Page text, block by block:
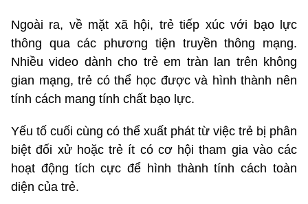
Ngoài ra, về mặt xã hội, trẻ tiếp xúc với bạo lực
thông qua các phương tiện truyền thông mạng.
Nhiều video dành cho trẻ em tràn lan trên không
gian mạng, trẻ có thể học được và hình thành nên
tính cách mang tính chất bạo lực.
Yếu tố cuối cùng có thể xuất phát từ việc trẻ bị phân
biệt đối xử hoặc trẻ ít có cơ hội tham gia vào các
hoạt động tích cực để hình thành tính cách toàn
diện của trẻ.